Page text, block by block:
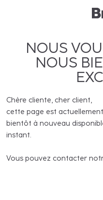
NOUS
NOUS
Chère cliente, cher client,
cette page est
bientôt à nouveau
instant.
Vous pouvez contacter